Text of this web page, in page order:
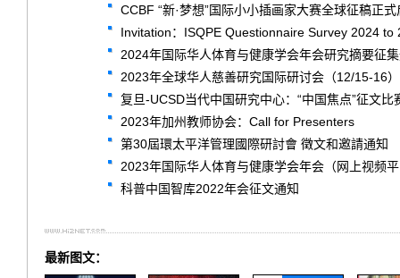
CCBF “新·梦想”国际小小插画家大赛全球征稿正
Invitation：ISQPE Questionnaire Survey 2024 to
2024年国际华人体育与健康学会年会研究摘要征
2023年全球华人慈善研究国际研讨会（12/15-16）
复旦-UCSD当代中国研究中心：“中国焦点”征文比
2023年加州教师协会：Call for Presenters
第30屆環太平洋管理國際研討會 徵文和邀請通知
2023年国际华人体育与健康学会年会（网上视频
科普中国智库2022年会征文通知
最新图文：